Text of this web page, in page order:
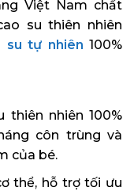
Việt Nam chất
su thiên nhiên
su tự nhiên 100%
nhiên 100%
côn trùng và
của bé.
thể, hỗ trợ tối ưu